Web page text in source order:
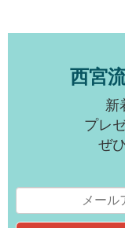
西宮
新
プレ
ぜ